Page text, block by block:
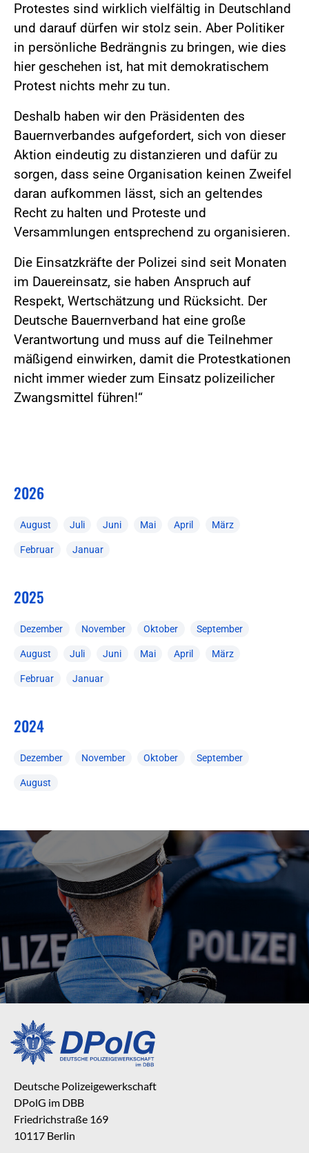
Protestes sind wirklich vielfältig in Deutschland
und darauf dürfen wir stolz sein. Aber Politiker
in persönliche Bedrängnis zu bringen, wie dies
hier geschehen ist, hat mit demokratischem
Protest nichts mehr zu tun.
Deshalb haben wir den Präsidenten des
Bauernverbandes aufgefordert, sich von dieser
Aktion eindeutig zu distanzieren und dafür zu
sorgen, dass seine Organisation keinen Zweifel
daran aufkommen lässt, sich an geltendes
Recht zu halten und Proteste und
Versammlungen entsprechend zu organisieren.
Die Einsatzkräfte der Polizei sind seit Monaten
im Dauereinsatz, sie haben Anspruch auf
Respekt, Wertschätzung und Rücksicht. Der
Deutsche Bauernverband hat eine große
Verantwortung und muss auf die Teilnehmer
mäßigend einwirken, damit die Protestkationen
nicht immer wieder zum Einsatz polizeilicher
Zwangsmittel führen!“
2026
August Juli Juni Mai April März
Februar Januar
2025
Dezember November Oktober September
August Juli Juni Mai April März
Februar Januar
2024
Dezember November Oktober September
August
Deutsche Polizeigewerkschaft
DPolG im DBB
Friedrichstraße 169
10117 Berlin